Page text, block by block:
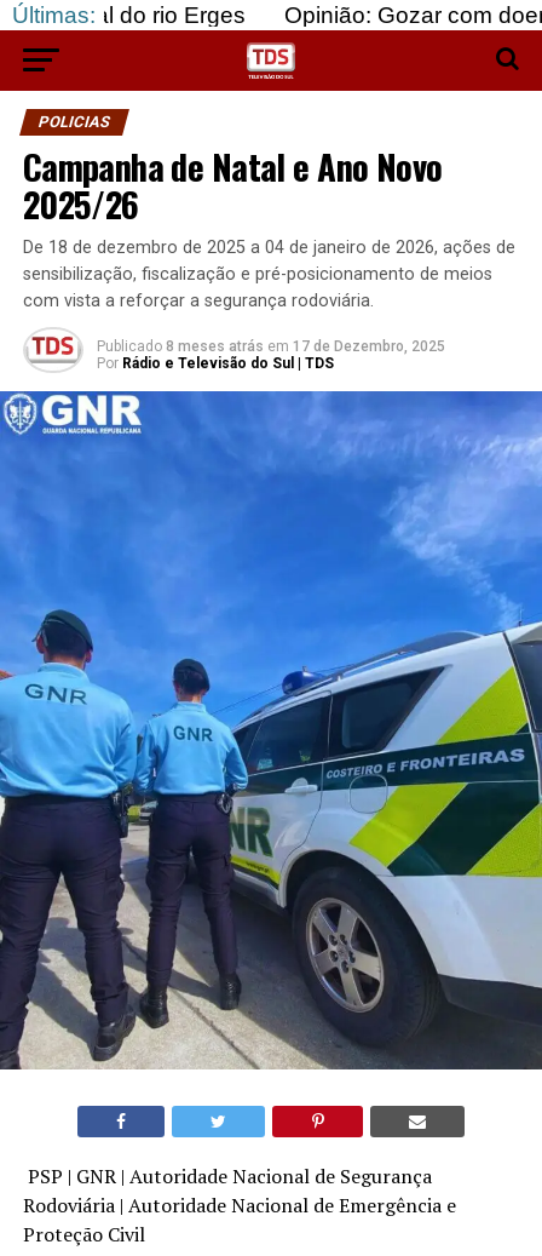
Últimas:
Erges Opinião: Gozar com doentes e
POLICIAS
Campanha de Natal e Ano Novo
2025/26
De 18 de dezembro de 2025 a 04 de janeiro de 2026, ações de
sensibilização, fiscalização e pré-posicionamento de meios
com vista a reforçar a segurança rodoviária.
Publicado 8 meses atrás em 17 de Dezembro, 2025
Por Rádio e Televisão do Sul | TDS
PSP | GNR | Autoridade Nacional de Segurança
Rodoviária | Autoridade Nacional de Emergência e
Proteção Civil